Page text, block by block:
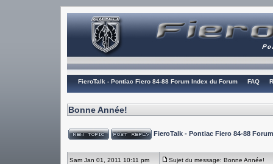
FieroTalk - Pontiac Fiero 84-88 Forum Index du Forum FAQ
Bonne Année!
FieroTalk - Pontiac Fiero 84-88
Sam Jan 01, 2011 10:11 pm Sujet du message: Bonne Année!